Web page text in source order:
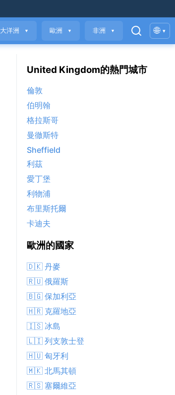
大洋洲 ▼ 歐洲 ▼ 非洲 ▼ 🌐 ▾
United Kingdom的熱門城市
倫敦
伯明翰
格拉斯哥
曼徹斯特
Sheffield
利茲
愛丁堡
利物浦
布里斯托爾
卡迪夫
歐洲的國家
🇩🇰 丹麥
🇷🇺 俄羅斯
🇧🇬 保加利亞
🇭🇷 克羅地亞
🇮🇸 冰島
🇱🇮 列支敦士登
🇭🇺 匈牙利
🇲🇰 北馬其頓
🇷🇸 塞爾維亞